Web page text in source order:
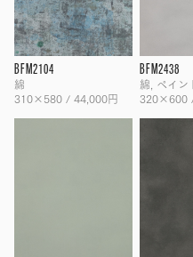
BFM2104
綿
310×580 / 44,000円
BFM2438
綿, ペイン
320×600